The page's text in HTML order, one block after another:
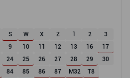
S W X Z 1 2
3
9 10 11 12 13 16
17
24 25 26 27 28 29
30
84 85 86 87 M32
T8